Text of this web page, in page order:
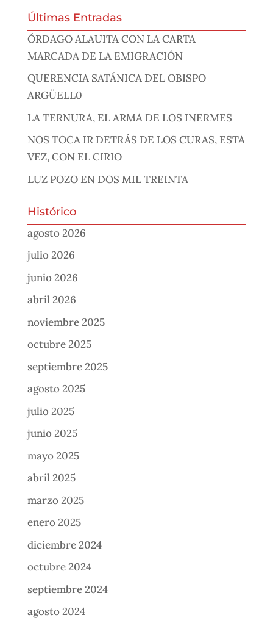
Últimas Entradas
ÓRDAGO ALAUITA CON LA CARTA
MARCADA DE LA EMIGRACIÓN
QUERENCIA SATÁNICA DEL OBISPO
ARGÜELL0
LA TERNURA, EL ARMA DE LOS INERMES
NOS TOCA IR DETRÁS DE LOS CURAS, ESTA
VEZ, CON EL CIRIO
LUZ POZO EN DOS MIL TREINTA
Histórico
agosto 2026
julio 2026
junio 2026
abril 2026
noviembre 2025
octubre 2025
septiembre 2025
agosto 2025
julio 2025
junio 2025
mayo 2025
abril 2025
marzo 2025
enero 2025
diciembre 2024
octubre 2024
septiembre 2024
agosto 2024